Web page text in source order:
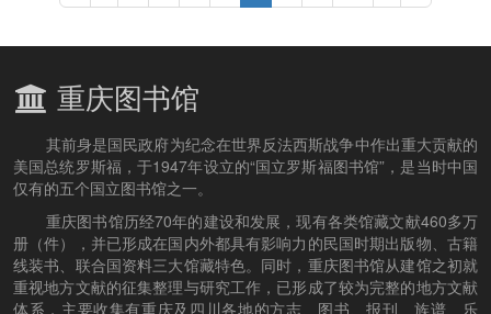
重庆图书馆
其前身是国民政府为纪念在世界反法西斯战争中作出重大贡献的
美国总统罗斯福，于1947年设立的“国立罗斯福图书馆”，是当时中国
仅有的五个国立图书馆之一。
重庆图书馆历经70年的建设和发展，现有各类馆藏文献460多万
册（件），并已形成在国内外都具有影响力的民国时期出版物、古籍
线装书、联合国资料三大馆藏特色。同时，重庆图书馆从建馆之初就
重视地方文献的征集整理与研究工作，已形成了较为完整的地方文献
体系，主要收集有重庆及四川各地的方志、图书、报刊、族谱、乐